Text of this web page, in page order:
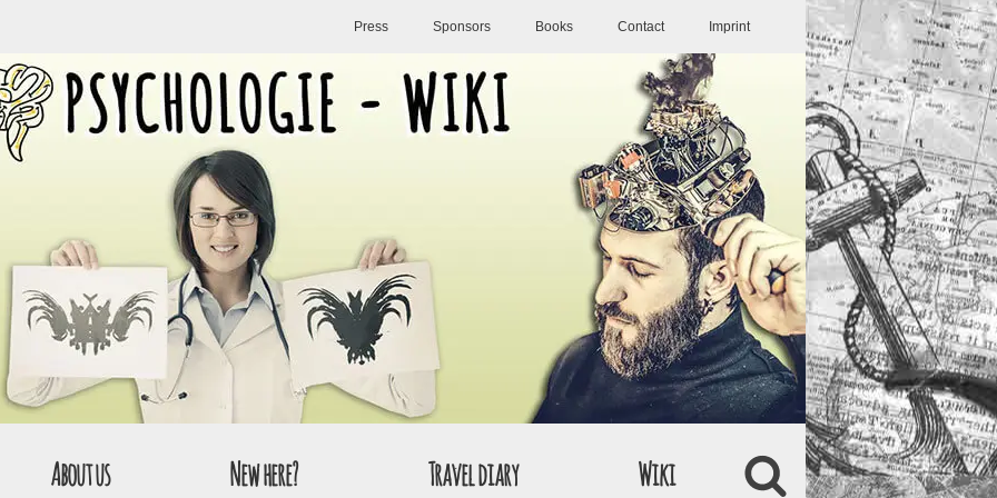
Press Sponsors Books Contact Imprint
About us New here? Travel diary Wiki